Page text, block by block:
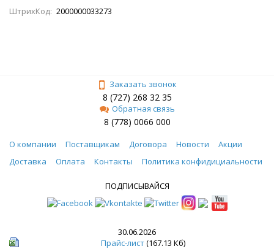
ШтрихКод: 2000000033273
Заказать звонок
8 (727) 268 32 35
Обратная связь
8 (778) 0066 000
О компании Поставщикам Договора Новости
Акции
Доставка
Оплата Контакты Политика конфидициальности
ПОДПИСЫВАЙСЯ
30.06.2026
Прайс-лист(167.13 Кб)